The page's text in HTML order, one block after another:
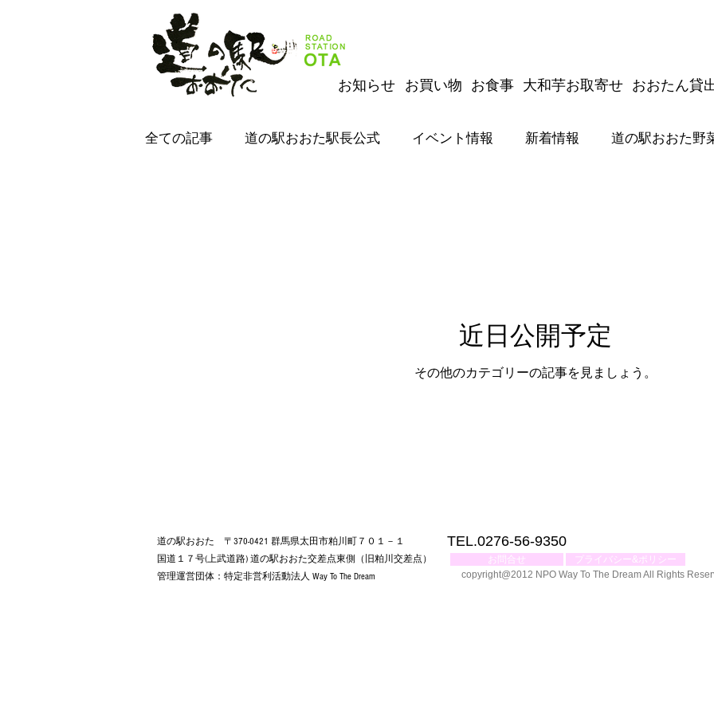
お知らせ お買い物 お食事 大和芋お取寄せ おおたん貸
全ての記事 道の駅おおた駅長公式 イベント情報 新着情報 道の駅おおた野
近日公開予定
その他のカテゴリーの記事を見ましょう。
道の駅おおた 〒370-0421 群馬県太田市粕川町７０１－１
国道１７号(上武道路) 道の駅おおた交差点東側（旧粕川交差点）
管理運営団体：特定非営利活動法人 Way To The Dream
TEL.0276-56-9350
お問合せ
プライバシー&ポリシー
copyright@2012 NPO Way To The Dream All Rights